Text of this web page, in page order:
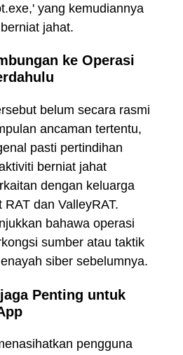
yang kemudiannya
jahat.
ke Operasi
belum secara rasmi
ancaman tertentu,
pasti pertindihan
berniat jahat
dengan keluarga
dan ValleyRAT.
bahawa operasi
sumber atau taktik
siber sebelumnya.
Penting untuk
pengguna